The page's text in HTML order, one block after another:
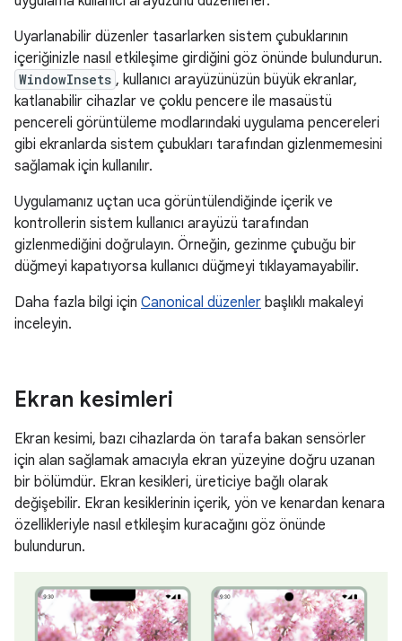
Uyarlanabilir düzenler tasarlarken sistem çubuklarının
içeriğinizle nasıl etkileşime girdiğini göz önünde bulundurun.
WindowInsets , kullanıcı arayüzünüzün büyük ekranlar,
katlanabilir cihazlar ve çoklu pencere ile masaüstü
pencereli görüntüleme modlarındaki uygulama pencereleri
gibi ekranlarda sistem çubukları tarafından gizlenmemesini
sağlamak için kullanılır.
Uygulamanız uçtan uca görüntülendiğinde içerik ve
kontrollerin sistem kullanıcı arayüzü tarafından
gizlenmediğini doğrulayın. Örneğin, gezinme çubuğu bir
düğmeyi kapatıyorsa kullanıcı düğmeyi tıklayamayabilir.
Daha fazla bilgi için Canonical düzenler başlıklı makaleyi
inceleyin.
Ekran kesimleri
Ekran kesimi, bazı cihazlarda ön tarafa bakan sensörler
için alan sağlamak amacıyla ekran yüzeyine doğru uzanan
bir bölümdür. Ekran kesikleri, üreticiye bağlı olarak
değişebilir. Ekran kesiklerinin içerik, yön ve kenardan kenara
özellikleriyle nasıl etkileşim kuracağını göz önünde
bulundurun.